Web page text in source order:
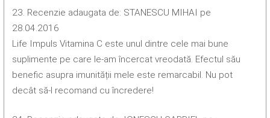
23. Recenzie adaugata de: STANESCU MIHAI pe
28.04.2016
Life Impuls Vitamina C este unul dintre cele mai bune
suplimente pe care le-am încercat vreodată. Efectul său
benefic asupra imunității mele este remarcabil. Nu pot
decât să-l recomand cu încredere!